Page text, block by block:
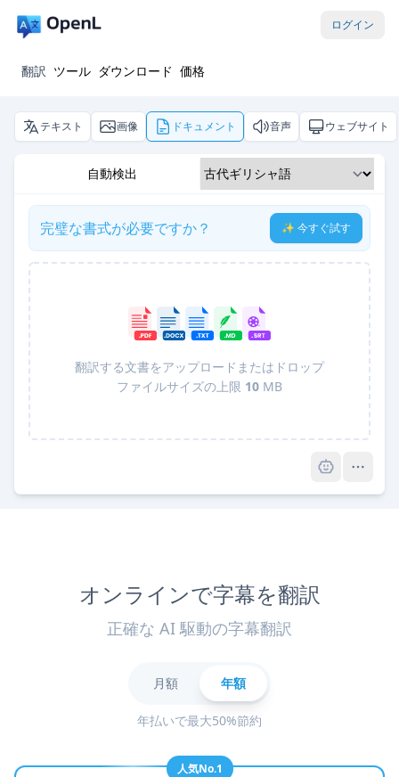
ログイン
翻訳 ツール ダウンロード 価格
テキスト 画像 ドキュメント 音声 ウェブサイト
自動検出
完璧な書式が必要ですか？ ✨ 今すぐ試す
翻訳する文書をアップロードまたはドロップ
ファイルサイズの上限 10 MB
オンラインで字幕を翻訳
正確な AI 駆動の字幕翻訳
月額 年額
年払いで最大50%節約
人気No.1